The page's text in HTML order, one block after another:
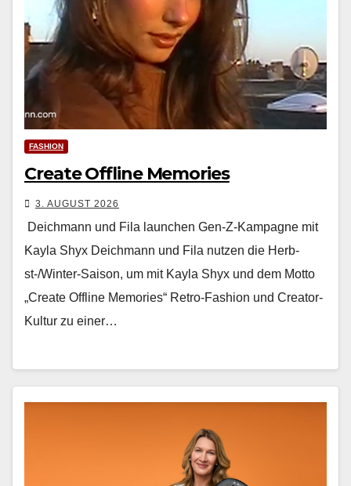
FASHION
Create Offline Memories
3. AUGUST 2026
Deichmann und Fila launchen Gen-Z-Kampagne mit
Kayla Shyx Deich­mann und Fila nutzen die Herb­
st-/Win­ter-Sai­son, um mit Kay­la Shyx und dem Mot­to
„Cre­ate Offline Mem­o­ries“ Retro-Fash­ion und Cre­ator-
Kul­tur zu ein­er…